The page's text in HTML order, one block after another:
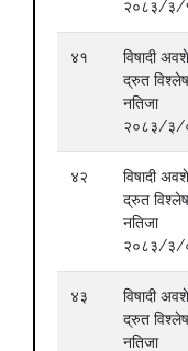
२०८३/३/
४१
विषादी
द्रुत
नतिजा
२०८३/३/
४२
विषादी
द्रुत
नतिजा
२०८३/३/
४३
विषादी
द्रुत
नतिजा